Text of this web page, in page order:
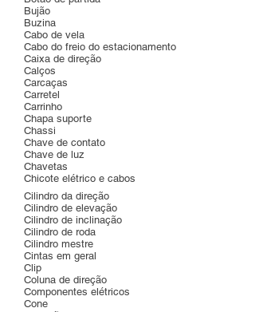
Bujão
Buzina
Cabo de vela
Cabo do freio do estacionamento
Caixa de direção
Calços
Carcaças
Carretel
Carrinho
Chapa suporte
Chassi
Chave de contato
Chave de luz
Chavetas
Chicote elétrico e cabos
Cilindro da direção
Cilindro de elevação
Cilindro de inclinação
Cilindro de roda
Cilindro mestre
Cintas em geral
Clip
Coluna de direção
Componentes elétricos
Cone